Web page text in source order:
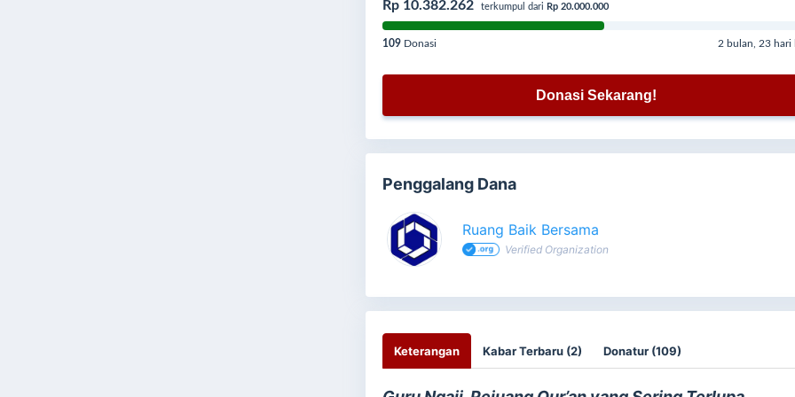
Rp 10.382.262 terkumpul dari Rp 20.000.000
109 Donasi 2 bulan, 23 hari
Donasi Sekarang!
Penggalang Dana
Ruang Baik Bersama
Verified Organization
Keterangan Kabar Terbaru (2) Donatur (109)